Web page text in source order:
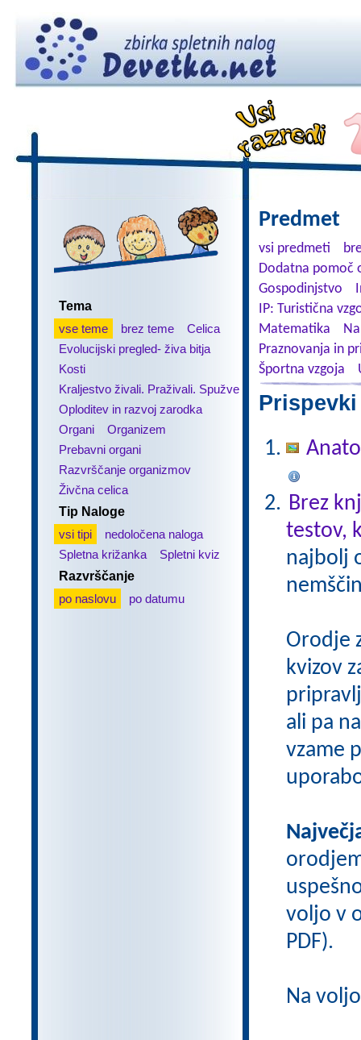
Tema
vse teme
brez teme
Celica
Evolucijski pregled- živa bitja
Kosti
Kraljestvo živali. Praživali. Spužve
Oploditev in razvoj zarodka
Organi
Organizem
Prebavni organi
Razvrščanje organizmov
Živčna celica
Tip Naloge
vsi tipi
nedoločena naloga
Spletna križanka
Spletni kviz
Razvrščanje
po naslovu
po datumu
Predmet
vsi predmeti
Dodatna pomoč
Gospodinjstvo
IP: Turistična
Matematika
Praznovanja in
Športna vzgoja
Brez
testov,
najbolj
Orodje
kvizov
ali pa
vzame
voljo v
PDF).
Na